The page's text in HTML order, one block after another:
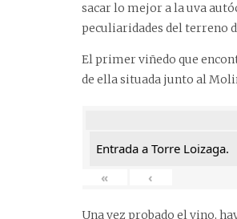
sacar lo mejor a la uva
peculiaridades del terreno
El primer viñedo que
de ella situada junto al
Entrada a Torre Loizaga.
«
‹
Una vez probado el vino,